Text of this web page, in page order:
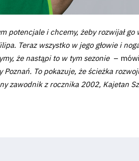
potencjale i chcemy, żeby rozwijał go
Teraz wszystko w jego głowie i
że nastąpi to w tym sezonie– mówi
To pokazuje, że ścieżka
zawodnik z rocznika 2002, Kajetan